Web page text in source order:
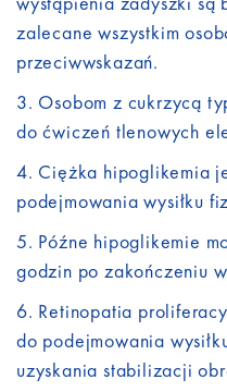
zalecane wszystkim
przeciwwskazań.
Osobom z cukrzycą
do ćwiczeń tlenowych
Ciężka hipoglikemia
podejmowania wysiłku
Późne hipoglikemie
godzin po zakończeniu
Retinopatia
do podejmowania
uzyskania stabilizacji